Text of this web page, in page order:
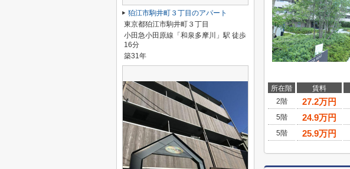
所在階 賃料
2階
27.2万円
5階
24.9万円
5階
25.9万円
狛江市駒井町３丁目のアパート
東京都狛江市駒井町３丁目
小田急小田原線「和泉多摩川」駅 徒歩
16分
築31年